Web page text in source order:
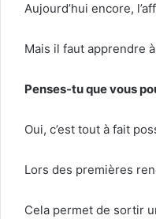
Aujourd’hui encore,
Mais il faut apprendre
Penses-tu que vous
Oui, c’est tout à fait
Lors des premières
Cela permet de sortir